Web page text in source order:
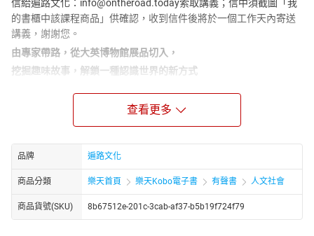
信給遍路文化：info@ontheroad.today索取講義；信中須截圖「我
的書櫃中該課程商品」供確認，收到信件後將於一個工作天內寄送
講義，謝謝您。
由專家帶路，從大英博物館展品切入，
挖掘趣味故事，解鎖一種認識世界的新方式
不只單一館藏最多（800萬件）、人氣 No.1（每年600萬遊客），
它更將全球文物蒐羅在內，逛一館就能環遊世界，絕對是你的博物
館入門首選！
知名館藏包含：
古埃及象形文字翻譯機－羅賽塔石碑
應從希臘搬來的帕德嫩神廟石雕
查看更多
品牌 遍路文化
商品分類 樂天首頁 樂天Kobo電子書 有聲書 人文社會
商品貨號(SKU) 8b67512e-201c-3cab-af37-b5b19f724f79